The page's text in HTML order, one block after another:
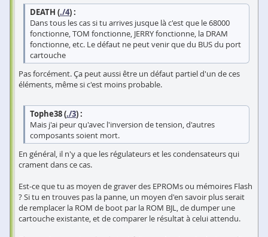
DEATH (./4) :
Dans tous les cas si tu arrives jusque là c'est que le 68000
fonctionne, TOM fonctionne, JERRY fonctionne, la DRAM
fonctionne, etc. Le défaut ne peut venir que du BUS du port
cartouche
Pas forcément. Ça peut aussi être un défaut partiel d'un de ces
éléments, même si c'est moins probable.
Tophe38 (./3) :
Mais j'ai peur qu'avec l'inversion de tension, d'autres
composants soient mort.
En général, il n'y a que les régulateurs et les condensateurs qui
crament dans ce cas.
Est-ce que tu as moyen de graver des EPROMs ou mémoires Flash
? Si tu en trouves pas la panne, un moyen d'en savoir plus serait
de remplacer la ROM de boot par la ROM BJL, de dumper une
cartouche existante, et de comparer le résultat à celui attendu.